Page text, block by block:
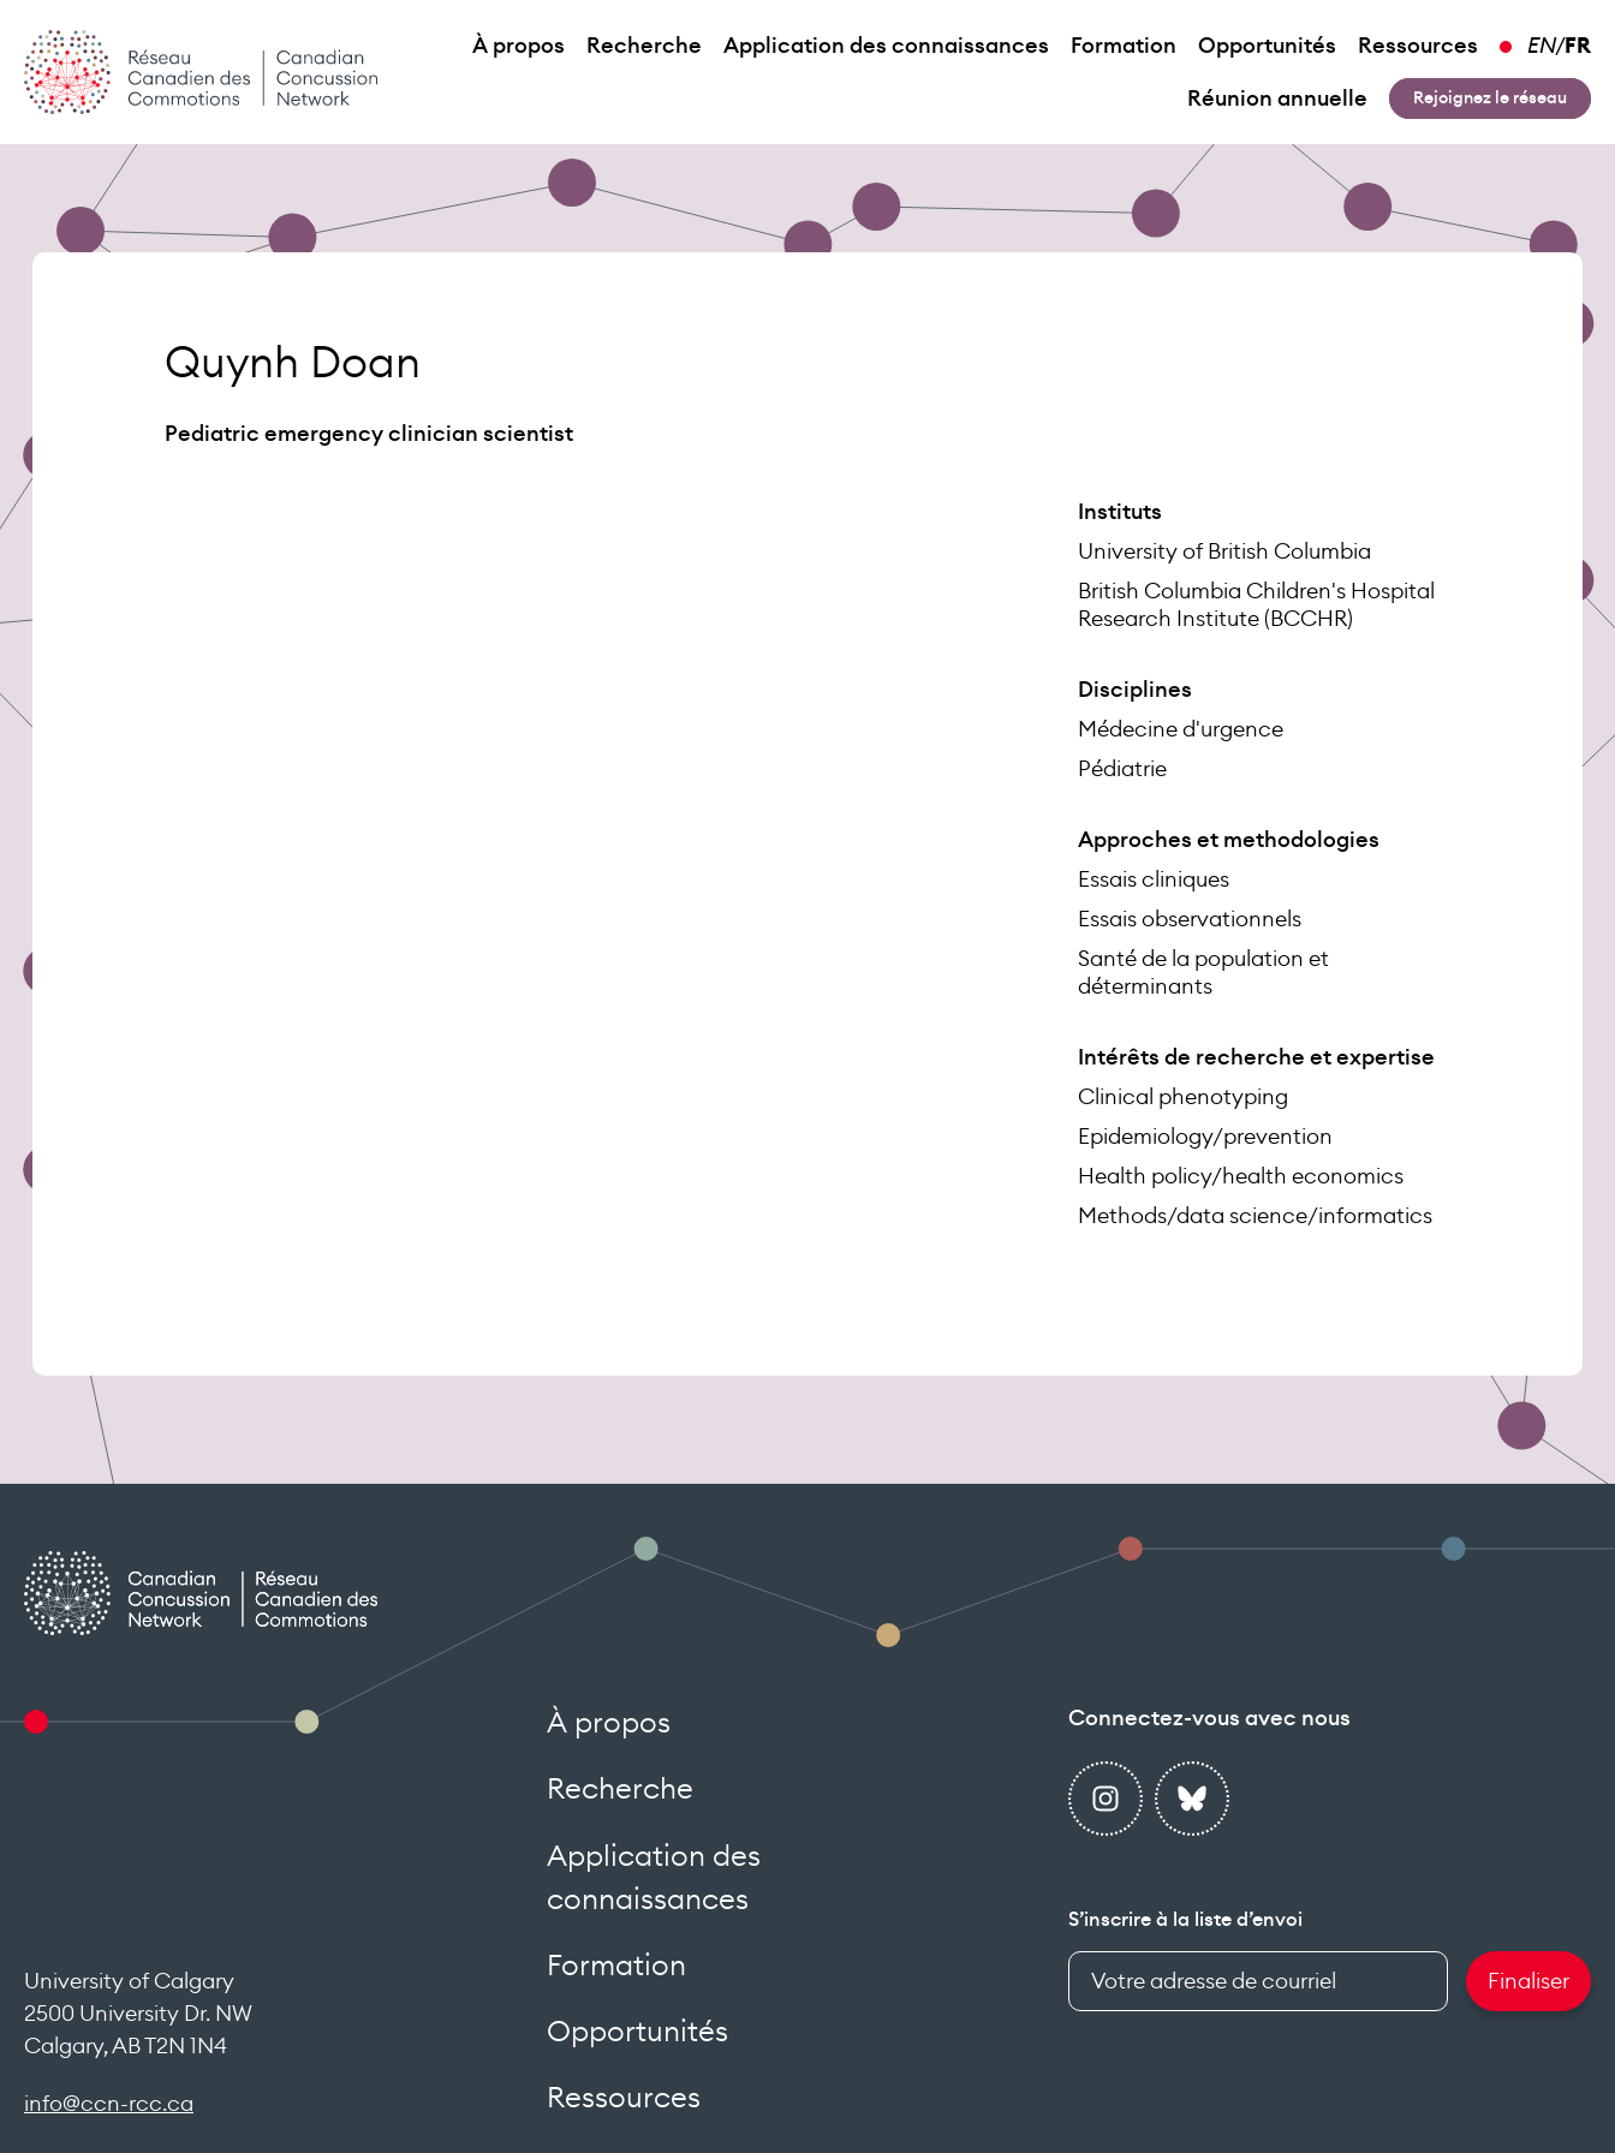
content
À propos Recherche Application des connaissances Formation Opportunités Ressources EN/FR
Réunion annuelle Rejoignez le réseau
Quynh Doan
Pediatric emergency clinician scientist
Instituts
University of British Columbia
British Columbia Children's Hospital
Research Institute (BCCHR)
Disciplines
Médecine d'urgence
Pédiatrie
Approches et methodologies
Essais cliniques
Essais observationnels
Santé de la population et
déterminants
Intérêts de recherche et expertise
Clinical phenotyping
Epidemiology/prevention
Health policy/health economics
Methods/data science/informatics
À propos
Recherche
Application des
connaissances
Formation
Opportunités
Ressources
Connectez-vous avec nous
S’inscrire à la liste d’envoi
Renseigner
votre
adresse
Finaliser
University of Calgary
2500 University Dr. NW
Calgary, AB T2N 1N4
info@ccn-rcc.ca